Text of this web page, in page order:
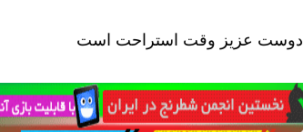
دوست عزيز وقت استراحت است